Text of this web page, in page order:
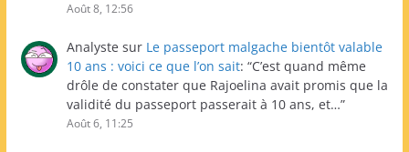
Août 8, 12:56
Analyste sur Le passeport malgache bientôt valable
10 ans : voici ce que l’on sait: “C’est quand même
drôle de constater que Rajoelina avait promis que la
validité du passeport passerait à 10 ans, et…”
Août 6, 11:25